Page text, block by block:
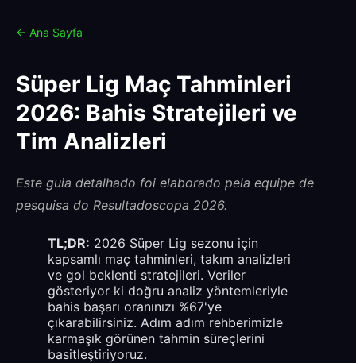
← Ana Sayfa
Süper Lig Maç Tahminleri
2026: Bahis Stratejileri ve
Tim Analizleri
Este guia detalhado foi elaborado pela equipe de
pesquisa do Resultadoscopa 2026.
TL;DR: 2026 Süper Lig sezonu için
kapsamlı maç tahminleri, takım analizleri
ve gol beklenti stratejileri. Veriler
gösteriyor ki doğru analiz yöntemleriyle
bahis başarı oranınızı %67'ye
çıkarabilirsiniz. Adım adım rehberimizle
karmaşık görünen tahmin süreçlerini
basitleştiriyoruz.